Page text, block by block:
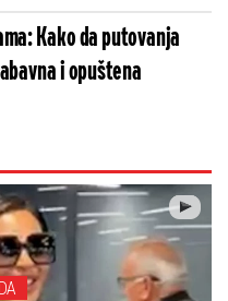
Kako da putovanja
i opuštena